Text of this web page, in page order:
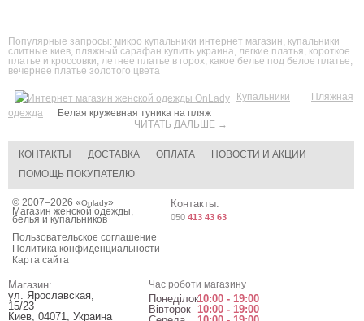
ЧИТАТЬ ДАЛЬШЕ →
Популярные запросы: микро купальники интернет магазин купальники
слитные киев пляжный сарафан купить украина легкие платья короткое
платье и кроссовки летнее платье в горох какое белье под белое платье
вечернее платье золотого цвета
Купальники
Пляжная
одежда
Белая кружевная туника на пляж
КОНТАКТЫ ДОСТАВКА ОПЛАТА
НОВОСТИ И АКЦИИ
ПОМОЩЬ ПОКУПАТЕЛЮ
© 2007–2026 «Onlady»
Магазин женской одежды,
белья и купальников
Пользовательское соглашение
Политика конфиденциальности
Карта сайта
Контакты:
050 413 43 63
Магазин:
ул. Ярославская,
15/23
Киев 04071 Украина
Час роботи магазину
Понеділок10:00 - 19:00
Вівторок 10:00 - 19:00